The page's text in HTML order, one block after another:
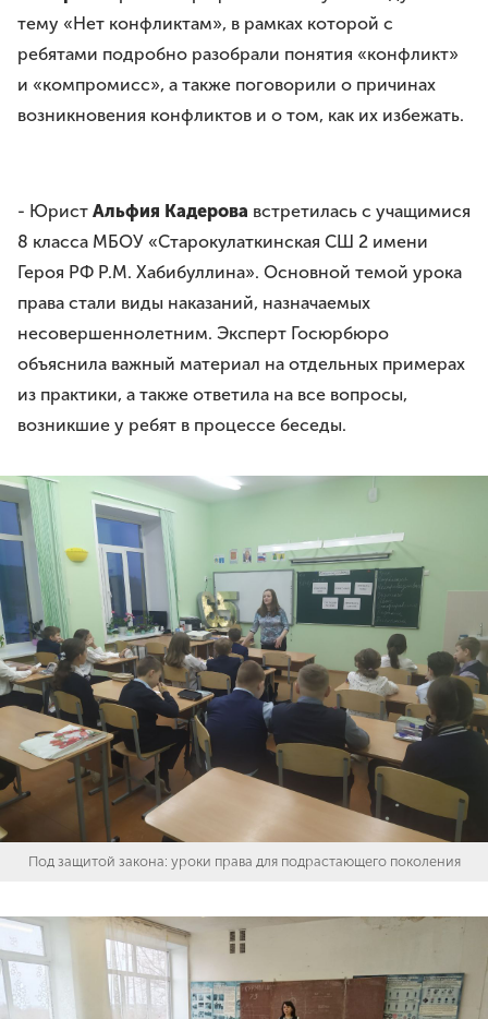
тему «Нет конфликтам», в рамках которой с
ребятами подробно разобрали понятия «конфликт»
и «компромисс», а также поговорили о причинах
возникновения конфликтов и о том, как их избежать.
- Юрист Альфия Кадерова встретилась с учащимися
8 класса МБОУ «Старокулаткинская СШ 2 имени
Героя РФ Р.М. Хабибуллина». Основной темой урока
права стали виды наказаний, назначаемых
несовершеннолетним. Эксперт Госюрбюро
объяснила важный материал на отдельных примерах
из практики, а также ответила на все вопросы,
возникшие у ребят в процессе беседы.
Под защитой закона: уроки права для подрастающего поколения